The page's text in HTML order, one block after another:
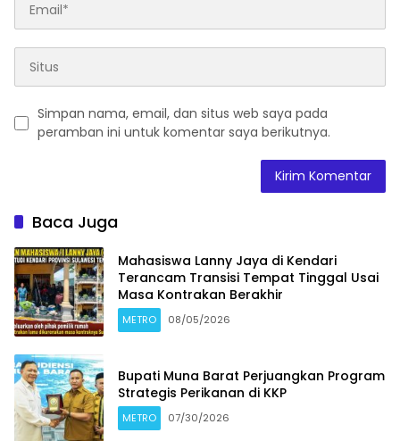
Simpan nama, email, dan situs web saya pada
peramban ini untuk komentar saya berikutnya.
Baca Juga
Mahasiswa Lanny Jaya di Kendari
Terancam Transisi Tempat Tinggal Usai
Masa Kontrakan Berakhir
METRO 08/05/2026
Bupati Muna Barat Perjuangkan Program
Strategis Perikanan di KKP
METRO 07/30/2026